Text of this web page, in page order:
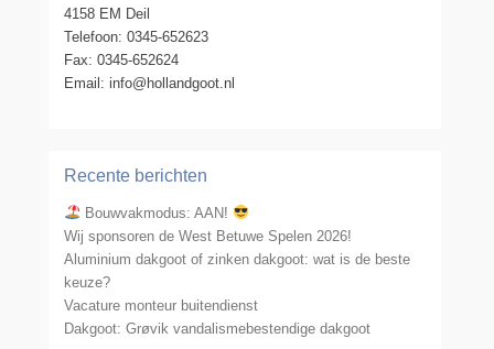
4158 EM Deil
Telefoon: 0345-652623
Fax: 0345-652624
Email: info@hollandgoot.nl
Recente berichten
Bouwvakmodus: AAN!
Wij sponsoren de West Betuwe Spelen 2026!
Aluminium dakgoot of zinken dakgoot: wat is de beste
keuze?
Vacature monteur buitendienst
Dakgoot: Grøvik vandalismebestendige dakgoot